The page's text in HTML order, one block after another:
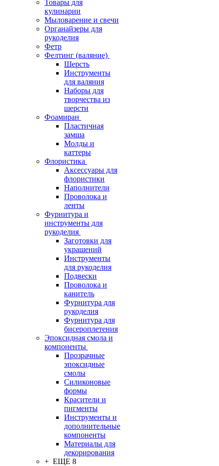
Товары для
кулинарии
Мыловарение и свечи
Органайзеры для
рукоделия
Фетр
Фелтинг (валяние)
Шерсть
Инструменты
для валяния
Наборы для
творчества из
шерсти
Фоамиран
Пластичная
замша
Молды и
каттеры
Флористика
Аксессуары для
флористики
Наполнители
Проволока и
ленты
Фурнитура и
инструменты для
рукоделия
Заготовки для
украшений
Инструменты
для рукоделия
Подвески
Проволока и
канитель
Фурнитура для
рукоделия
Фурнитура для
бисероплетения
Эпоксидная смола и
компоненты
Прозрачные
эпоксидные
смолы
Силиконовые
формы
Красители и
пигменты
Инструменты и
дополнительные
компоненты
Материалы для
декорирования
+ ЕЩЕ 8